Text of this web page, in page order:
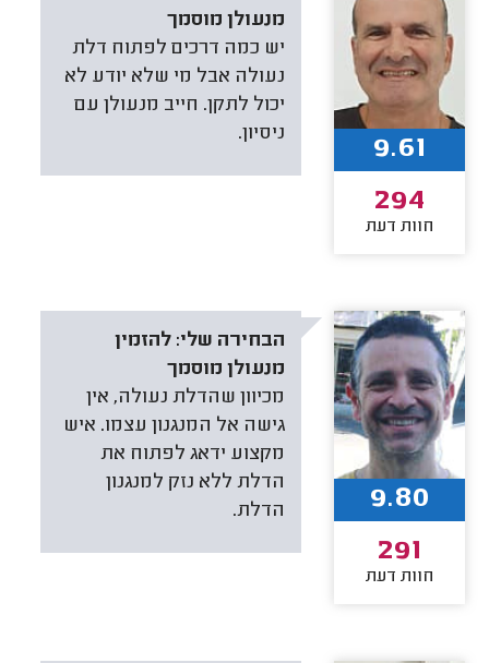
מנעולן מוסמך
יש כמה דרכים לפתוח דלת
נעולה אבל מי שלא יודע לא
יכול לתקן. חייב מנעולן עם
ניסיון.
9.61
294
חוות דעת
הבחירה שלי: להזמין
מנעולן מוסמך
מכיוון שהדלת נעולה, אין
גישה אל המנגנון עצמו. איש
מקצוע ידאג לפתוח את
הדלת ללא נזק למנגנון
הדלת.
9.80
291
חוות דעת